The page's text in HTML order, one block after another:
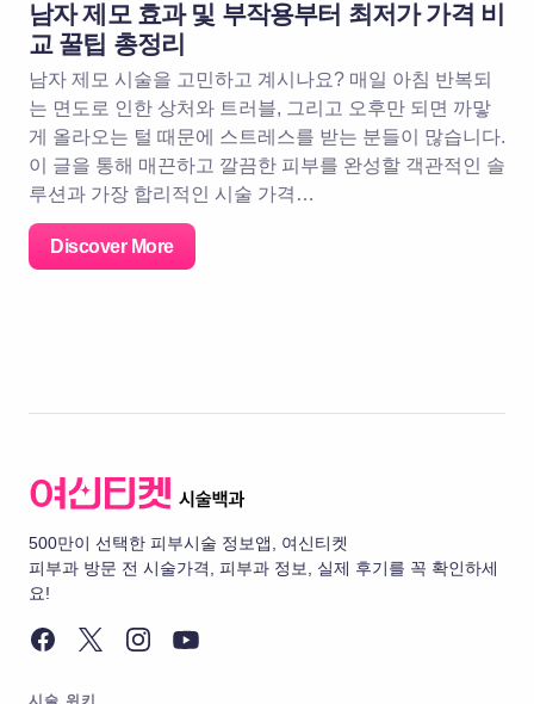
남자 제모 효과 및 부작용부터 최저가 가격 비
교 꿀팁 총정리
남자 제모 시술을 고민하고 계시나요? 매일 아침 반복되
는 면도로 인한 상처와 트러블, 그리고 오후만 되면 까맣
게 올라오는 털 때문에 스트레스를 받는 분들이 많습니다.
이 글을 통해 매끈하고 깔끔한 피부를 완성할 객관적인 솔
루션과 가장 합리적인 시술 가격…
Discover More
500만이 선택한 피부시술 정보앱, 여신티켓
피부과 방문 전 시술가격, 피부과 정보, 실제 후기를 꼭 확인하세
요!
시술 위키